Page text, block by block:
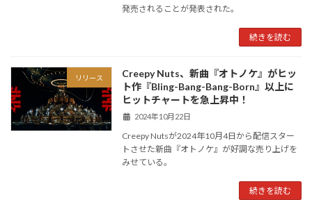
発売されることが発表された。
続きを読む
リリース
Creepy Nuts、新曲『オトノケ』がヒッ
ト作『Bling-Bang-Bang-Born』以上に
ヒットチャートを急上昇中！
2024年10月22日
Creepy Nutsが2024年10月4日から配信スター
トさせた新曲『オトノケ』が好調な売り上げを
みせている。
続きを読む